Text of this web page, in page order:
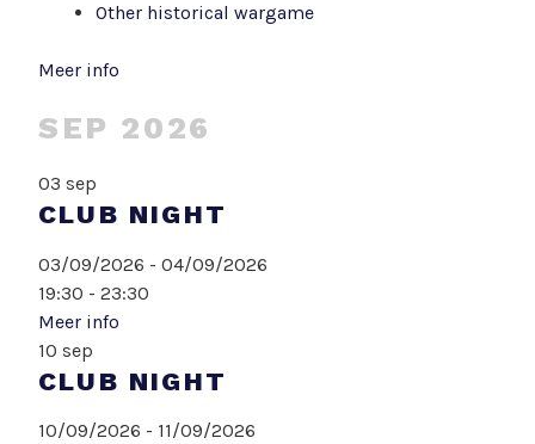
Other historical wargame
Meer info
SEP 2026
03 sep
CLUB NIGHT
03/09/2026 - 04/09/2026
19:30 - 23:30
Meer info
10 sep
CLUB NIGHT
10/09/2026 - 11/09/2026